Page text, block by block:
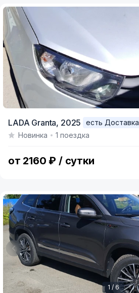
LADA Granta, 2025
есть Доставка
Новинка
1 поездка
от 2160 ₽ / сутки
1 / 6